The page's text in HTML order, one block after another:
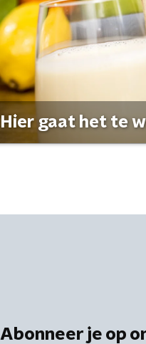
Hier gaat het te
Abonneer je op